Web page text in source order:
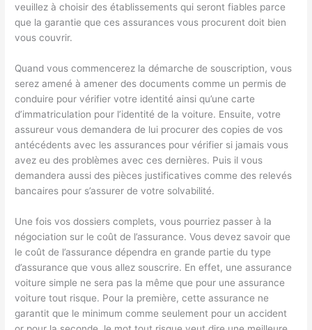
veuillez à choisir des établissements qui seront fiables parce
que la garantie que ces assurances vous procurent doit bien
vous couvrir.
Quand vous commencerez la démarche de souscription, vous
serez amené à amener des documents comme un permis de
conduire pour vérifier votre identité ainsi qu’une carte
d’immatriculation pour l’identité de la voiture. Ensuite, votre
assureur vous demandera de lui procurer des copies de vos
antécédents avec les assurances pour vérifier si jamais vous
avez eu des problèmes avec ces dernières. Puis il vous
demandera aussi des pièces justificatives comme des relevés
bancaires pour s’assurer de votre solvabilité.
Une fois vos dossiers complets, vous pourriez passer à la
négociation sur le coût de l’assurance. Vous devez savoir que
le coût de l’assurance dépendra en grande partie du type
d’assurance que vous allez souscrire. En effet, une assurance
voiture simple ne sera pas la même que pour une assurance
voiture tout risque. Pour la première, cette assurance ne
garantit que le minimum comme seulement pour un accident